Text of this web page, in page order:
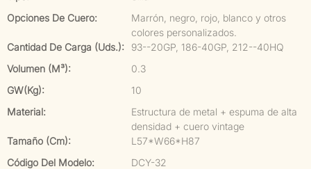
Opciones De Cuero:
Marrón, negro, rojo, blanco y otros
colores personalizados.
Cantidad De Carga (uds.):
93--20GP, 186-40GP, 212--40HQ
Volumen (m³):
0.3
GW(kg):
10
Material:
Estructura de metal + espuma de alta
densidad + cuero vintage
Tamaño (cm):
L57*W66*H87
Código Del Modelo:
DCY-32